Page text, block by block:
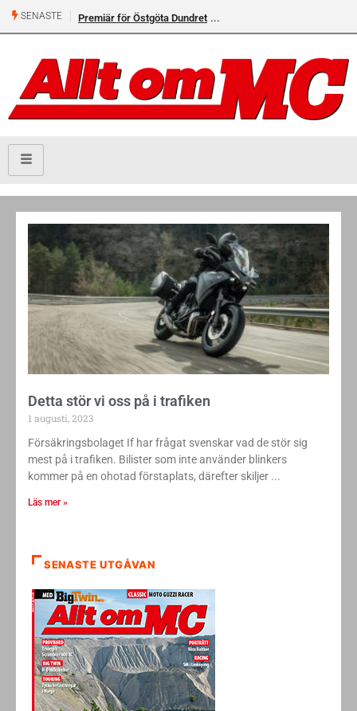
SENASTE Premiär för Östgöta Dundret
Detta stör vi oss på i trafiken
1 augusti, 2023
Försäkringsbolaget If har frågat svenskar vad de stör sig
mest på i trafiken. Bilister som inte använder blinkers
kommer på en ohotad förstaplats, därefter skiljer
Läs mer »
SENASTE UTGÅVAN